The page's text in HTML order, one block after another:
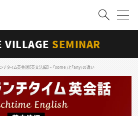
会員登録
VILLAGE SEMINAR
タイム英会話【英文法編】～「some」と「any」の違い